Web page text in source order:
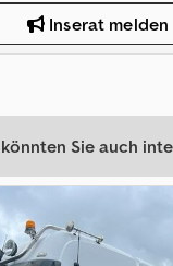
Inserat melden
Sie auch